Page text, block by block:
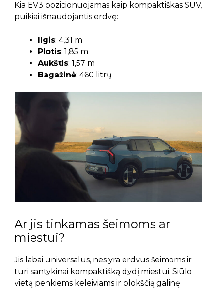
Kia EV3 pozicionuojamas kaip kompaktiškas SUV,
puikiai išnaudojantis erdvę:
Ilgis: 4,31 m
Plotis: 1,85 m
Aukštis: 1,57 m
Bagažinė: 460 litrų
Ar jis tinkamas šeimoms ar
miestui?
Jis labai universalus, nes yra erdvus šeimoms ir
turi santykinai kompaktišką dydį miestui. Siūlo
vietą penkiems keleiviams ir plokščią galinę